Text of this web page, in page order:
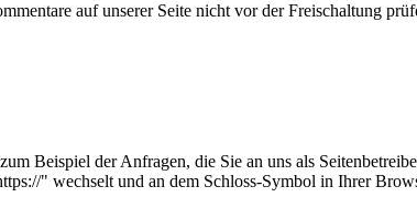
auf unserer Seite nicht vor der Freischaltung
Beispiel der Anfragen, die Sie an uns als
" wechselt und an dem Schloss-Symbol in Ihrer